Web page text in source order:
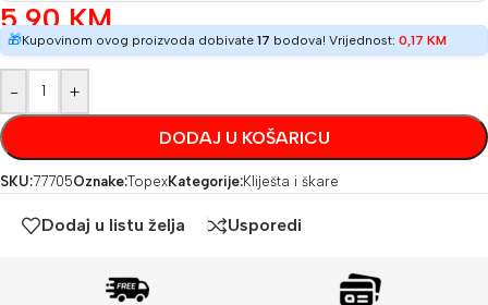
5,90KM
🎁Kupovinom ovog proizvoda dobivate 17 bodova! Vrijednost: 0,17 KM
- +
DODAJ U KOŠARICU
SKU:77705Oznake:TopexKategorije:Kliješta i škare
Dodaj u listu želja Usporedi